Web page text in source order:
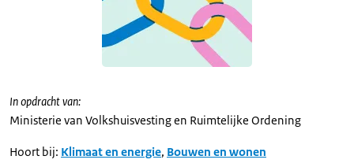
In opdracht van:
Ministerie van Volkshuisvesting en Ruimtelijke Ordening
Hoort bij: Klimaat en energie, Bouwen en wonen